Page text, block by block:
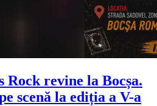
revine la Bocșa.
scenă la ediția a V-a